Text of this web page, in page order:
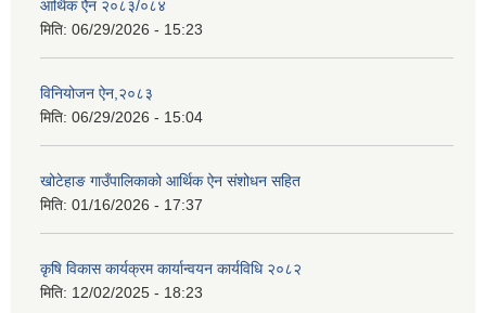
आर्थिक ऐेन २०८३/०८४
मिति: 06/29/2026 - 15:23
विनियोजन ऐन,२०८३
मिति: 06/29/2026 - 15:04
खोटेहाङ गाउँपालिकाको आर्थिक ऐन संशोधन सहित
मिति: 01/16/2026 - 17:37
कृषि विकास कार्यक्रम कार्यान्वयन कार्यविधि २०८२
मिति: 12/02/2025 - 18:23